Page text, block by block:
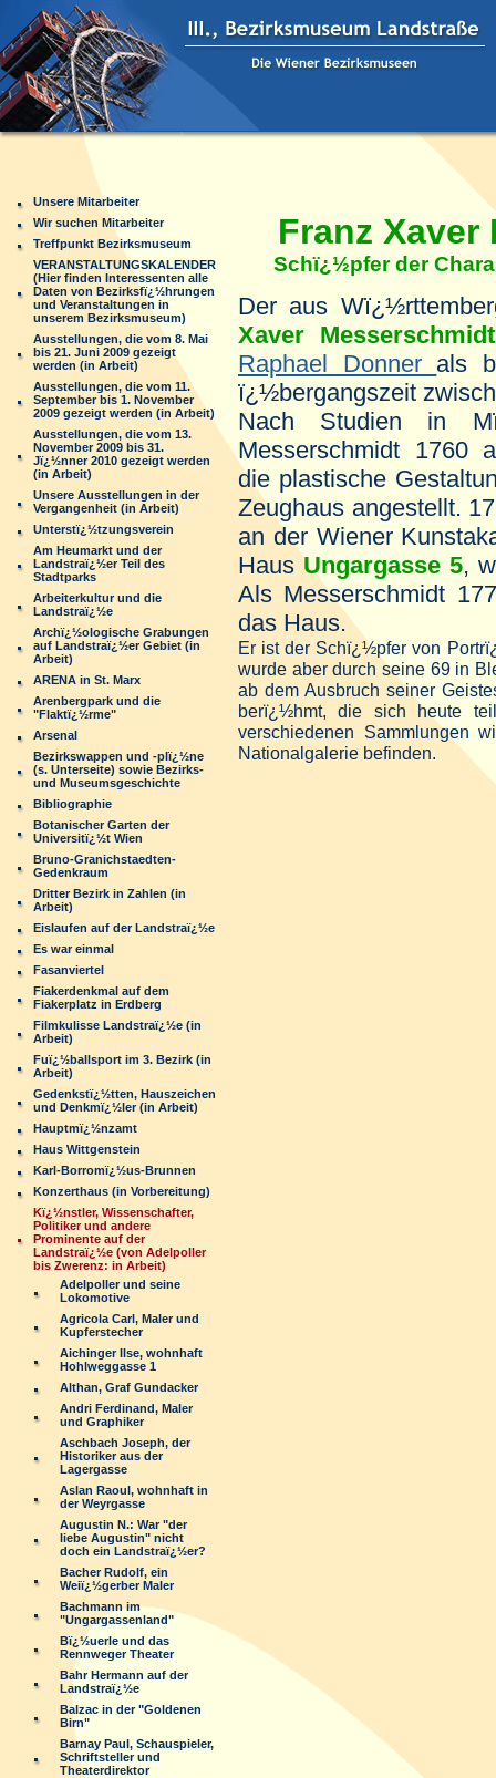
Unsere Mitarbeiter
Wir suchen Mitarbeiter
Treffpunkt Bezirksmuseum
VERANSTALTUNGSKALENDER
(Hier finden Interessenten alle
Daten von Bezirksfï¿½hrungen
und Veranstaltungen in
unserem Bezirksmuseum)
Ausstellungen, die vom 8. Mai
bis 21. Juni 2009 gezeigt
werden (in Arbeit)
Ausstellungen, die vom 11.
September bis 1. November
2009 gezeigt werden (in Arbeit)
Ausstellungen, die vom 13.
November 2009 bis 31.
Jï¿½nner 2010 gezeigt werden
(in Arbeit)
Unsere Ausstellungen in der
Vergangenheit (in Arbeit)
Unterstï¿½tzungsverein
Am Heumarkt und der
Landstraï¿½er Teil des
Stadtparks
Arbeiterkultur und die
Landstraï¿½e
Archï¿½ologische Grabungen
auf Landstraï¿½er Gebiet (in
Arbeit)
ARENA in St. Marx
Arenbergpark und die
"Flaktï¿½rme"
Arsenal
Bezirkswappen und -plï¿½ne
(s. Unterseite) sowie Bezirks-
und Museumsgeschichte
Bibliographie
Botanischer Garten der
Universitï¿½t Wien
Bruno-Granichstaedten-
Gedenkraum
Dritter Bezirk in Zahlen (in
Arbeit)
Eislaufen auf der Landstraï¿½e
Es war einmal
Fasanviertel
Fiakerdenkmal auf dem
Fiakerplatz in Erdberg
Filmkulisse Landstraï¿½e (in
Arbeit)
Fuï¿½ballsport im 3. Bezirk (in
Arbeit)
Gedenkstï¿½tten, Hauszeichen
und Denkmï¿½ler (in Arbeit)
Hauptmï¿½nzamt
Haus Wittgenstein
Karl-Borromï¿½us-Brunnen
Konzerthaus (in Vorbereitung)
Kï¿½nstler, Wissenschafter,
Politiker und andere
Prominente auf der
Landstraï¿½e (von Adelpoller
bis Zwerenz: in Arbeit)
Adelpoller und seine
Lokomotive
Agricola Carl, Maler und
Kupferstecher
Aichinger Ilse, wohnhaft
Hohlweggasse 1
Althan, Graf Gundacker
Andri Ferdinand, Maler
und Graphiker
Aschbach Joseph, der
Historiker aus der
Lagergasse
Aslan Raoul, wohnhaft in
der Weyrgasse
Augustin N.: War "der
liebe Augustin" nicht
doch ein Landstraï¿½er?
Bacher Rudolf, ein
Weiï¿½gerber Maler
Bachmann im
"Ungargassenland"
Bï¿½uerle und das
Rennweger Theater
Bahr Hermann auf der
Landstraï¿½e
Balzac in der "Goldenen
Birn"
Barnay Paul, Schauspieler,
Schriftsteller und
Theaterdirektor
Franz Xaver
Schï¿½pfer der
Der aus
Xaver Messerschmidt
Raphael Donner als
ï¿½bergangszeit
Nach Studien in
Messerschmidt 1760
die plastische
Zeughaus angestellt.
an der Wiener
HausUngargasse 5,
Als Messerschmidt
das Haus.
Er ist der Schï¿½pfer von
wurde aber durch seine 69 in
ab dem Ausbruch seiner
berï¿½hmt, die sich heute
verschiedenen Sammlungen
Nationalgalerie befinden.